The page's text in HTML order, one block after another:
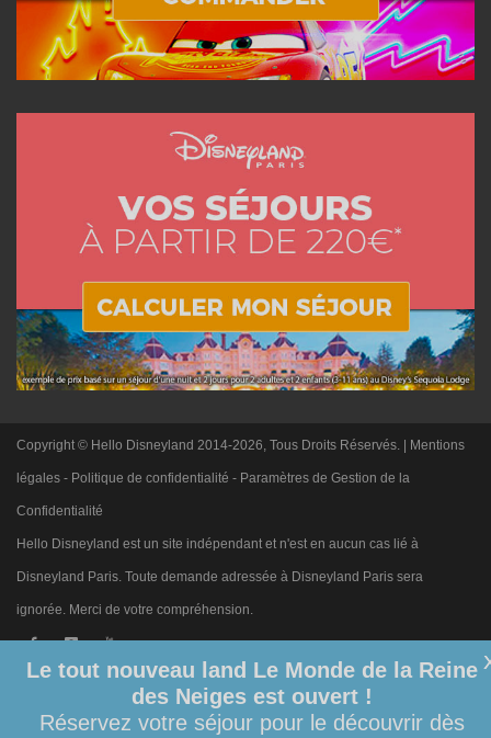
Copyright © Hello Disneyland 2014-2026, Tous Droits Réservés. | Mentions
légales - Politique de confidentialité - Paramètres de Gestion de la
Confidentialité
Hello Disneyland est un site indépendant et n'est en aucun cas lié à
Disneyland Paris. Toute demande adressée à Disneyland Paris sera
ignorée. Merci de votre compréhension.
Le tout nouveau land Le Monde de la Reine
des Neiges est ouvert !
Réservez votre séjour pour le découvrir dès